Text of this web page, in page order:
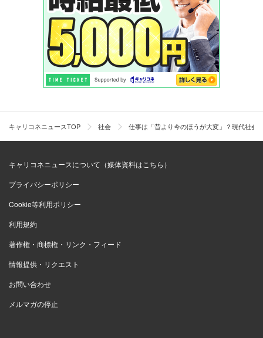
キャリコネニュースTOP 社会 仕事は「昔より今のほうが大変」？現代社会
キャリコネニュースについて（媒体資料はこちら）
プライバシーポリシー
Cookie等利用ポリシー
利用規約
著作権・商標権・リンク・フィード
情報提供・リクエスト
お問い合わせ
メルマガの停止